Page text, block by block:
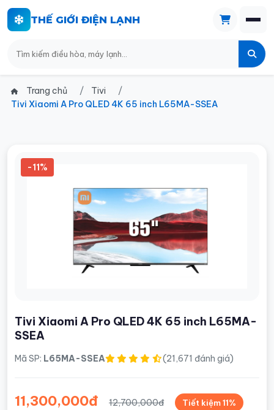
THẾ GIỚI ĐIỆN LẠNH
Trang chủ
Tivi
Tivi Xiaomi A Pro QLED 4K 65 inch L65MA-SSEA
-11%
Tivi Xiaomi A Pro QLED 4K 65 inch L65MA-
SSEA
Mã SP: L65MA-SSEA (21,671 đánh giá)
11,300,000đ 12,700,000đ Tiết kiệm 11%